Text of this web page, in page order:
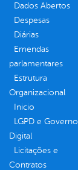
Dados Abertos
Despesas
Diárias
Emendas
parlamentares
Estrutura
Organizacional
Inicio
LGPD e Governo
Digital
Licitações e
Contratos